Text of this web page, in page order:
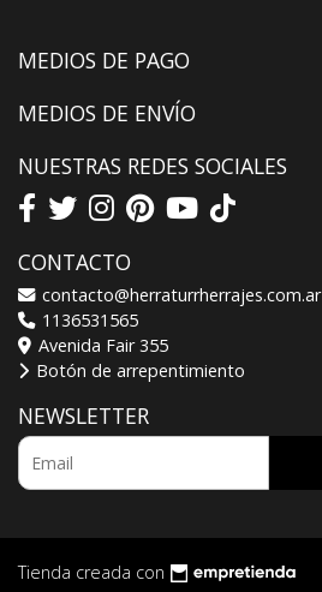
MEDIOS DE PAGO
MEDIOS DE ENVÍO
NUESTRAS REDES SOCIALES
CONTACTO
contacto@herraturrherrajes.com.ar
1136531565
Avenida Fair 355
Botón de arrepentimiento
NEWSLETTER
Tienda creada con